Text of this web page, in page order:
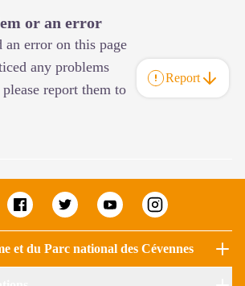
or an error
error on this page
any problems
report them to
Report
et du Parc national des Cévennes